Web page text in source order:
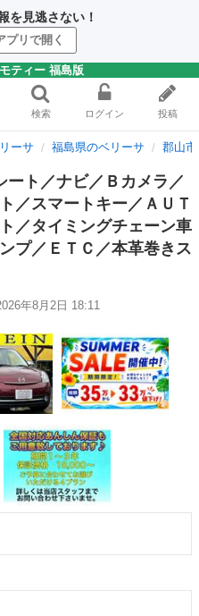
を見逃さない！
プリで開く
ティー 福島版
検索 ログイン 投稿
ーサ 福島県のベリーサ 郡山
ト／ナビ／Ｂカメラ／
／スマートキー／ＡＵＴ
／タイミングチェーン車
プ／ＥＴＣ／本革巻きス
年8月2日 18:11